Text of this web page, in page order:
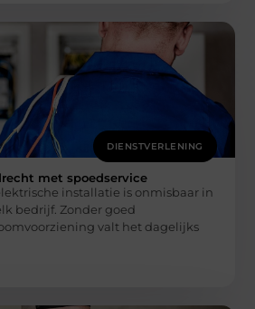
DIENSTVERLENING
met spoedservice
installatie is onmisbaar in
bedrijf. Zonder goed
valt het dagelijks